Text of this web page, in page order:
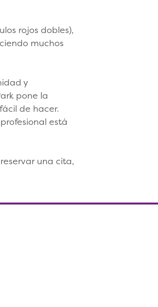
rojos dobles),
muchos
y
pone la
de hacer.
está
una cita,